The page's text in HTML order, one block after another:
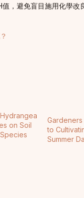
，避免盲目施用化學改
on Soil
to
Summer